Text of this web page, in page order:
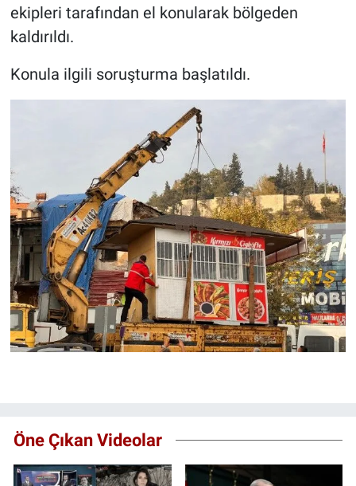
ekipleri tarafından el konularak bölgeden
kaldırıldı.
Konula ilgili soruşturma başlatıldı.
Öne Çıkan Videolar